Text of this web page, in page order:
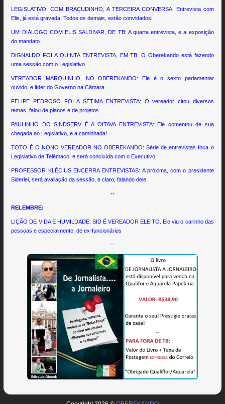
LEGISLATIVO: COM BRAÇUDINHO, A TERCEIRA CONVERSA. Entrevista com
Elis, já está gravada! Todos os demais, estão convidados!
UM DIÁLOGO COM ELIS SALDIVAR, DE TB: A quarta entrevista, e a exposição
do mandato
DIGNALDO FOI A QUINTA ENTREVISTA, EM TB: O Oberekando está fazendo
uma sessão com o Legislativo
VEREADOR MARQUINHO, NO OBEREKANDO: Ele é o sexto parlamentar
ouvido, e líder do Governo na Câmara
FELIPE PEDROSO FOI A SÉTIMA ENTREVISTA: O vereador citou diversos
temas, falou de planos e de projetos
PAULINHO DO SINDSERV É A OITAVA ENTREVISTA: Ele comentou de sua
chegada ao Legislativo, e a caminhada!
TOTO É O NONO VEREADOR NO OBEREKANDO: Série de entrevistas foca o
Legislativo de Telêmaco, e será concluída com o Executivo
PROFESSOR KLÉCIUS ENCERRA ENTREVISTAS: A próxima, com o presidente
Siderlei, será avaliação da sessão, e claro, falando dele
--
RELEMBRE:
LIÇÃO DE VIDA E HUMILDADE: SID É VEREADOR ELEITO. Ele viu o carinho das
pessoas e especialmente, de ex-funcionários
--